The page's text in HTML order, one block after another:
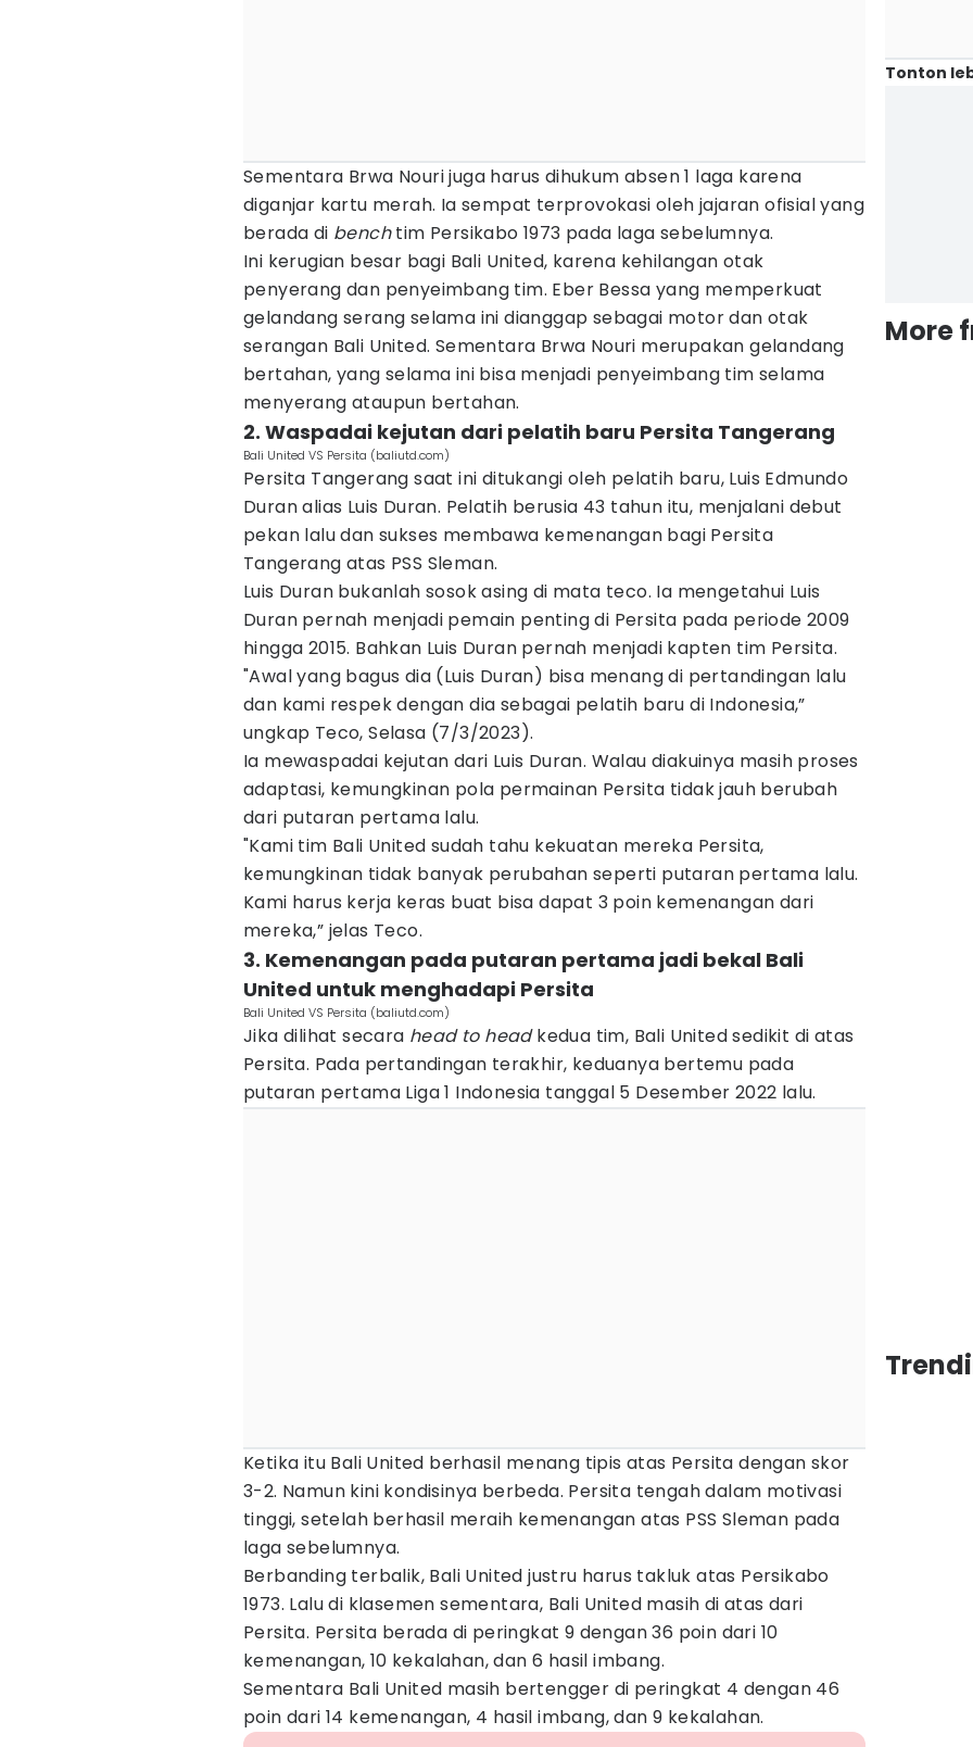
Sementara Brwa Nouri juga harus dihukum absen 1 laga karena
diganjar kartu merah. Ia sempat terprovokasi oleh jajaran ofisial yang
berada di benchtim Persikabo 1973 pada laga sebelumnya.
Ini kerugian besar bagi Bali United, karena kehilangan otak
penyerang dan penyeimbang tim. Eber Bessa yang memperkuat
gelandang serang selama ini dianggap sebagai motor dan otak
serangan Bali United. Sementara Brwa Nouri merupakan gelandang
bertahan, yang selama ini bisa menjadi penyeimbang tim selama
menyerang ataupun bertahan.
2. Waspadai kejutan dari pelatih baru Persita Tangerang
Bali United VS Persita (baliutd.com)
Persita Tangerang saat ini ditukangi oleh pelatih baru, Luis Edmundo
Duran alias Luis Duran. Pelatih berusia 43 tahun itu, menjalani debut
pekan lalu dan sukses membawa kemenangan bagi Persita
Tangerang atas PSS Sleman.
Luis Duran bukanlah sosok asing di mata teco. Ia mengetahui Luis
Duran pernah menjadi pemain penting di Persita pada periode 2009
hingga 2015. Bahkan Luis Duran pernah menjadi kapten tim Persita.
"Awal yang bagus dia (Luis Duran) bisa menang di pertandingan lalu
dan kami respek dengan dia sebagai pelatih baru di Indonesia,”
ungkap Teco, Selasa (7/3/2023).
Ia mewaspadai kejutan dari Luis Duran. Walau diakuinya masih proses
adaptasi, kemungkinan pola permainan Persita tidak jauh berubah
dari putaran pertama lalu.
"Kami tim Bali United sudah tahu kekuatan mereka Persita,
kemungkinan tidak banyak perubahan seperti putaran pertama lalu.
Kami harus kerja keras buat bisa dapat 3 poin kemenangan dari
mereka,” jelas Teco.
3. Kemenangan pada putaran pertama jadi bekal Bali
United untuk menghadapi Persita
Bali United VS Persita (baliutd.com)
Jika dilihat secara head to headkedua tim, Bali United sedikit di atas
Persita. Pada pertandingan terakhir, keduanya bertemu pada
putaran pertama Liga 1 Indonesia tanggal 5 Desember 2022 lalu.
Ketika itu Bali United berhasil menang tipis atas Persita dengan skor
3-2. Namun kini kondisinya berbeda. Persita tengah dalam motivasi
tinggi, setelah berhasil meraih kemenangan atas PSS Sleman pada
laga sebelumnya.
Berbanding terbalik, Bali United justru harus takluk atas Persikabo
1973. Lalu di klasemen sementara, Bali United masih di atas dari
Persita. Persita berada di peringkat 9 dengan 36 poin dari 10
kemenangan, 10 kekalahan, dan 6 hasil imbang.
Sementara Bali United masih bertengger di peringkat 4 dengan 46
poin dari 14 kemenangan, 4 hasil imbang, dan 9 kekalahan.
Tonton
More